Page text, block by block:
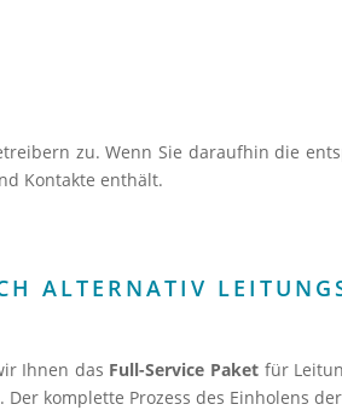
zu. Wenn Sie daraufhin die
Kontakte enthält.
ALTERNATIV
Ihnen das Full-Service Paket für
komplette Prozess des Einholens